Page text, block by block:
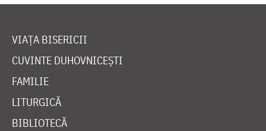
VIAȚA BISERICII
CUVINTE DUHOVNICEȘTI
FAMILIE
LITURGICĂ
BIBLIOTECĂ